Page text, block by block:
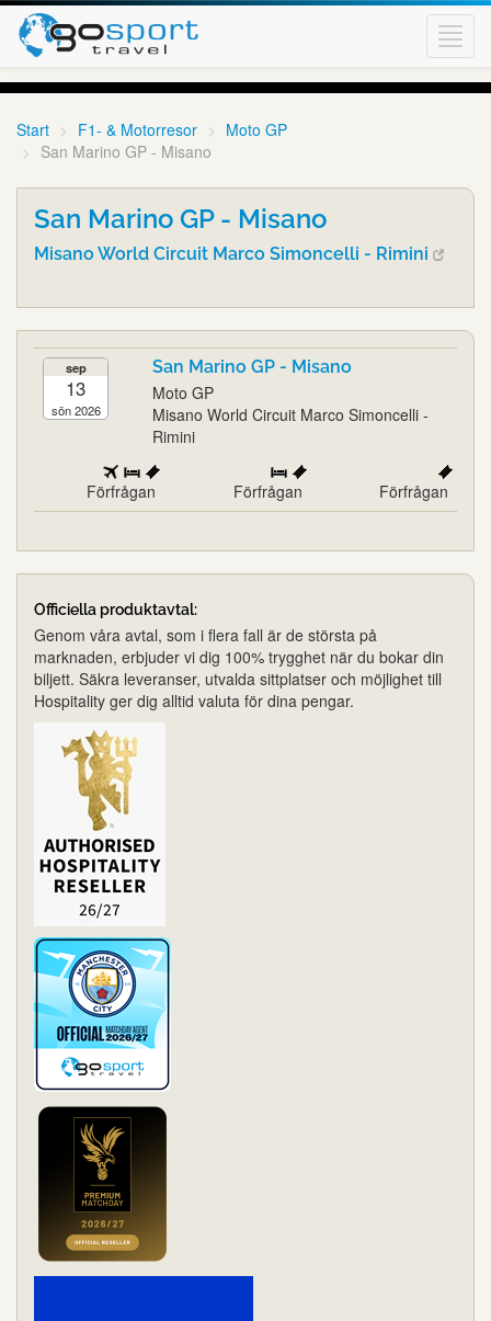
Start F1- & Motorresor
Moto GP
San Marino GP - Misano
San Marino GP - Misano
Misano World Circuit Marco Simoncelli - Rimini
sep
13
sön 2026
San Marino GP - Misano
Moto GP
Misano World Circuit Marco Simoncelli -
Rimini
Förfrågan Förfrågan Förfrågan
Officiella produktavtal:
Genom våra avtal, som i flera fall är de största på
marknaden, erbjuder vi dig 100% trygghet när du bokar din
biljett. Säkra leveranser, utvalda sittplatser och möjlighet till
Hospitality ger dig alltid valuta för dina pengar.